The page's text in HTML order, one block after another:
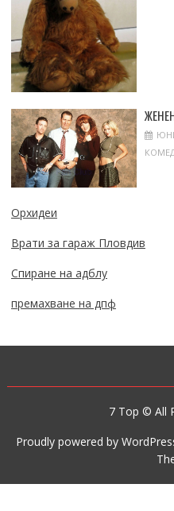
Орхидеи
Врати за гараж Пловдив
Спиране на адблу
премахване на дпф
7 Top © All
Proudly powered by